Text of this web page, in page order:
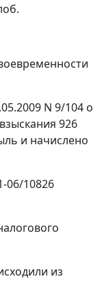
N 9/104 о
926
и начислено
06/10826
из